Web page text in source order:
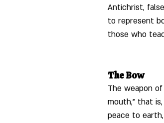
Antichrist,
to represent
those who
The Bow
The weapon
mouth,” that
peace to